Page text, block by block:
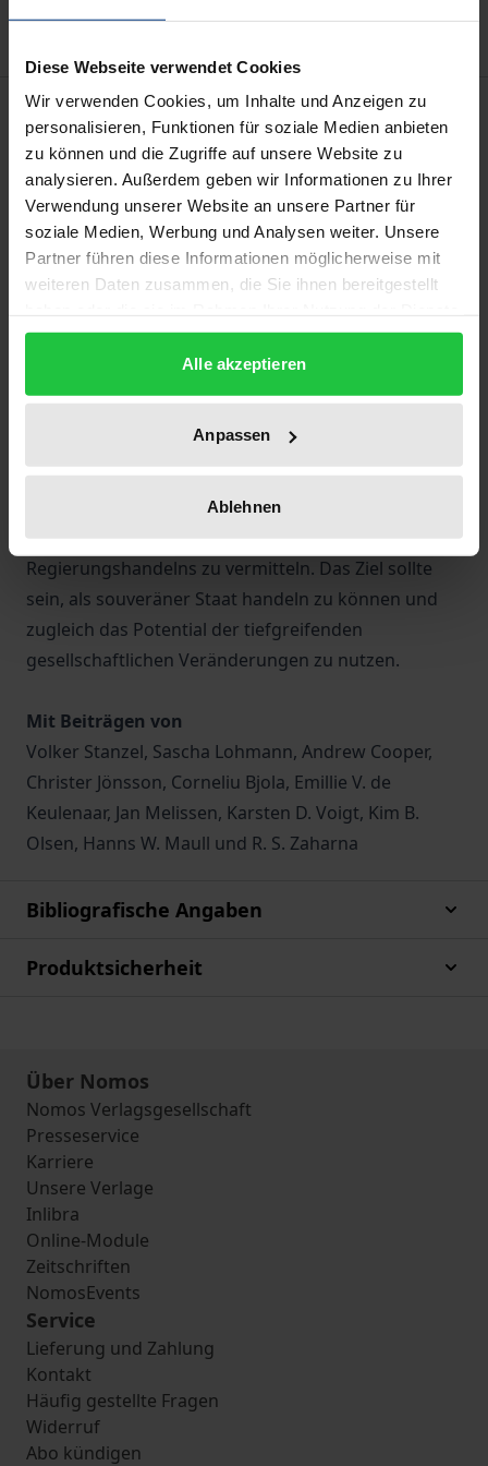
Diese Webseite verwendet Cookies
Wir verwenden Cookies, um Inhalte und Anzeigen zu
personalisieren, Funktionen für soziale Medien anbieten
zu können und die Zugriffe auf unsere Website zu
analysieren. Außerdem geben wir Informationen zu Ihrer
Verwendung unserer Website an unsere Partner für
soziale Medien, Werbung und Analysen weiter. Unsere
Partner führen diese Informationen möglicherweise mit
weiteren Daten zusammen, die Sie ihnen bereitgestellt
gesammelt haben.
Alle akzeptieren
Anpassen
Ablehnen
Beschreibung
Moderne Diplomatie wirkt heute in viele Bereiche
des modernen Lebens hinein. Sie ist zugleich selbst
neuen Einflüssen ausgesetzt. Faktoren, die unsere
Gesellschaften verändern, verändern auch unser
Regierungshandeln, auch in der Außenpolitik, seien
unserer Öffentlichkeiten oder nicht-staatliche
damit sie weiter als Instrument einer Regierung
funktionieren kann. Regierungen sollten Wege
finden, zwischen den neuen Bedürfnissen der
Gesellschaft und den Notwendigkeiten legitimen
Regierungshandelns zu vermitteln. Das Ziel sollte
sein, als souveräner Staat handeln zu können und
zugleich das Potential der tiefgreifenden
gesellschaftlichen Veränderungen zu nutzen.
Mit Beiträgen von
Volker Stanzel, Sascha Lohmann, Andrew Cooper,
Christer Jönsson, Corneliu Bjola, Emillie V. de
Keulenaar, Jan Melissen, Karsten D. Voigt, Kim B.
Olsen, Hanns W. Maull und R. S. Zaharna
Bibliografische Angaben
Produktsicherheit
Über Nomos
Nomos Verlagsgesellschaft
Presseservice
Karriere
Unsere Verlage
Inlibra
Online-Module
Zeitschriften
NomosEvents
Service
Lieferung und Zahlung
Kontakt
Häufig gestellte Fragen
Widerruf
Abo kündigen